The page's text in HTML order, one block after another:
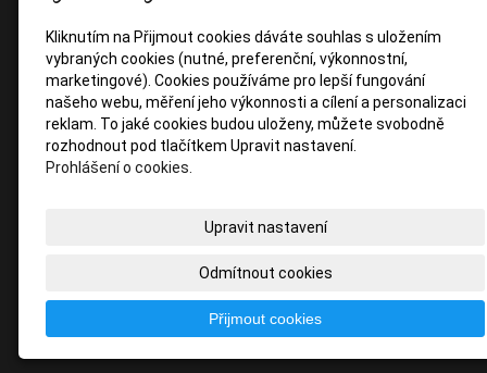
Kliknutím na Přijmout cookies dáváte souhlas s uložením
vybraných cookies (nutné, preferenční, výkonnostní,
marketingové). Cookies používáme pro lepší fungování
našeho webu, měření jeho výkonnosti a cílení a personalizaci
reklam. To jaké cookies budou uloženy, můžete svobodně
rozhodnout pod tlačítkem Upravit nastavení.
Prohlášení o cookies.
Upravit nastavení
Odmítnout cookies
Přijmout cookies